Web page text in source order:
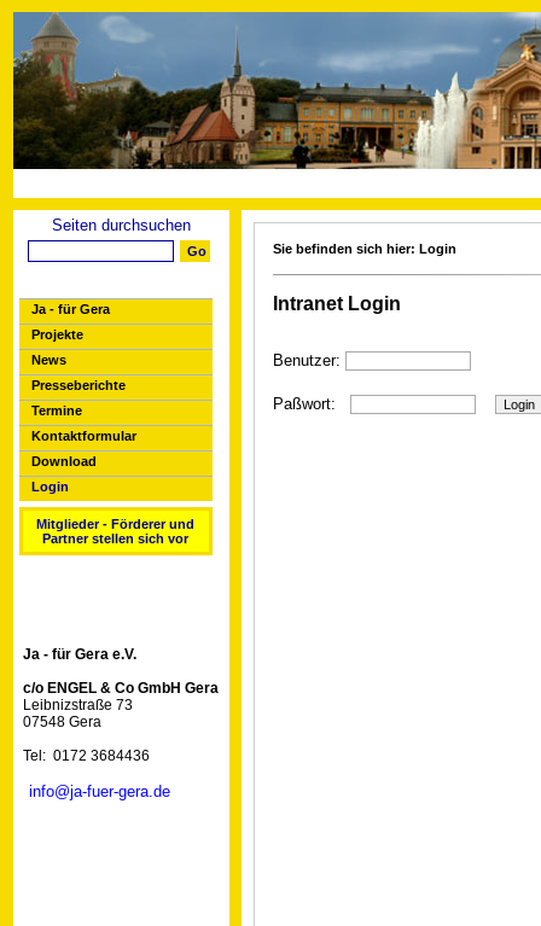
Seiten durchsuchen
Ja - für Gera
Projekte
News
Presseberichte
Termine
Kontaktformular
Download
Login
Mitglieder - Förderer und
Partner stellen sich vor
Ja - für Gera e.V.
c/o ENGEL & Co GmbH Gera
Leibnizstraße 73
07548 Gera
Tel: 0172 3684436
info@ja-fuer-gera.de
Sie befinden sich hier: Login
Intranet Login
Benutzer:
Paßwort: